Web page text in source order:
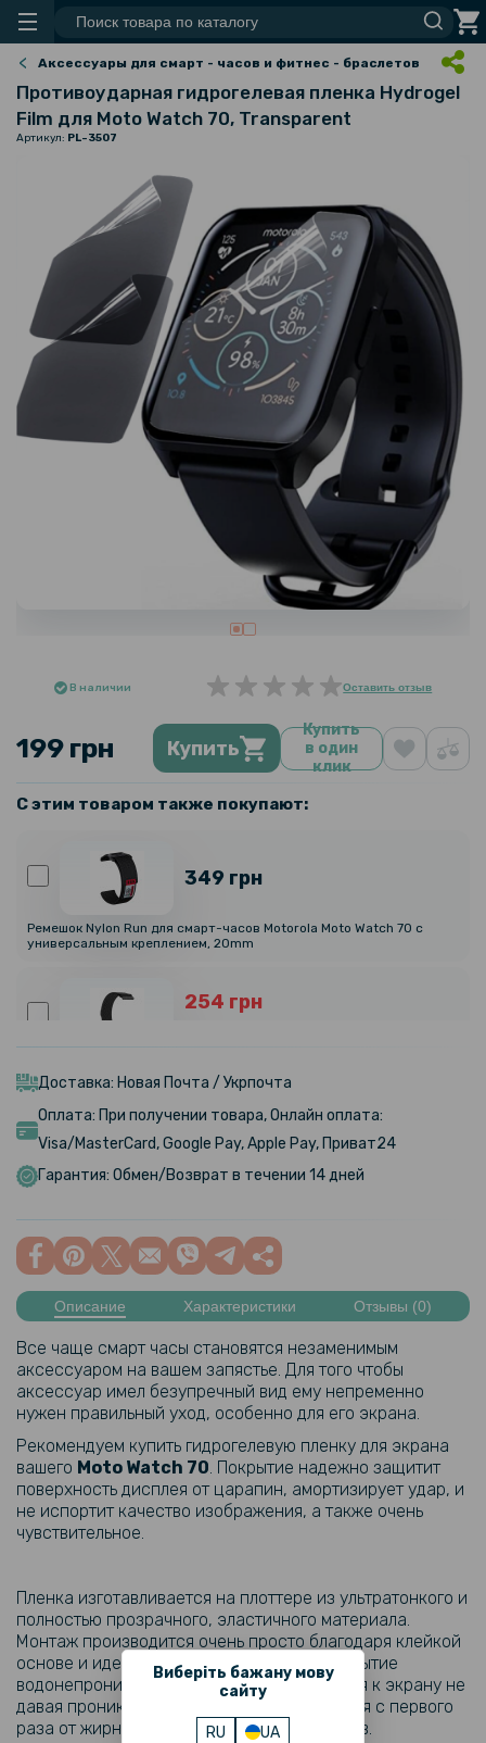
Виберіть бажану мову
сайту
RU UA
Аксессуары для смарт - часов и фитнес - браслетов
Противоударная гидрогелевая пленка Hydrogel
Film для Moto Watch 70, Transparent
Артикул: PL-3507
В наличии Оставить отзыв
199 грн Купить
Купить
в один
клик
С этим товаром также покупают:
349 грн
Ремешок Nylon Run для смарт-часов Motorola Moto Watch 70 с
универсальным креплением, 20mm
254 грн
70, 20mm
254 грн
299 грн
40, 18mm
249 грн
Black
161 грн
189 грн
Ремешок Silicone для смартчасов Motorola Moto Watch 70, 20mm
Доставка: Новая Почта / Укрпочта
Оплата: При получении товара, Онлайн оплата:
Visa/MasterCard, Google Pay, Apple Pay, Приват24
Гарантия: Обмен/Возврат в течении 14 дней
Описание Характеристики Отзывы (0)
Все чаще смарт часы становятся незаменимым
аксессуаром на вашем запястье. Для того чтобы
аксессуар имел безупречный вид ему непременно
нужен правильный уход, особенно для его экрана.
Рекомендуем купить гидрогелевую пленку для экрана
вашего Moto Watch 70. Покрытие надежно защитит
поверхность дисплея от царапин, амортизирует удар, и
не испортит качество изображения, а также очень
чувствительное.
Пленка изготавливается на плоттере из ультратонкого и
полностью прозрачного, эластичного материала.
Монтаж производится очень просто благодаря клейкой
основе и идеальной гибкости пленки. Покрытие
водонепроницаемое, плотно притягивается к экрану не
давая проникать воздуху и пыли. Очищается с первого
раза от жирных пятен и отпечатков пальцев.